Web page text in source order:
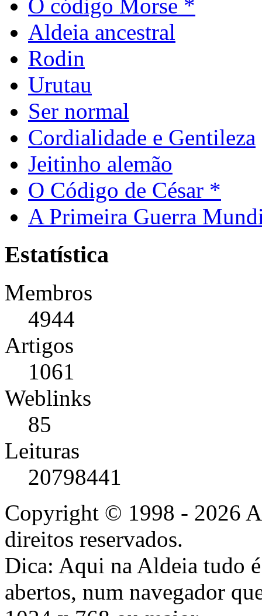
O código Morse *
Aldeia ancestral
Rodin
Urutau
Ser normal
Cordialidade e Gentileza
Jeitinho alemão
O Código de César *
A Primeira Guerra
Estatística
Membros
4944
Artigos
1061
Weblinks
85
Leituras
20798441
Copyright © 1998 - 2026
direitos reservados.
Dica: Aqui na Aldeia tudo
abertos, num navegador